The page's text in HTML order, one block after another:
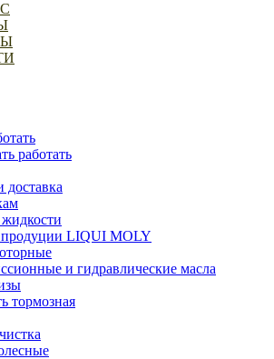
работать
доставка
продуции LIQUI MOLY
и гидравлические масла
тормозная